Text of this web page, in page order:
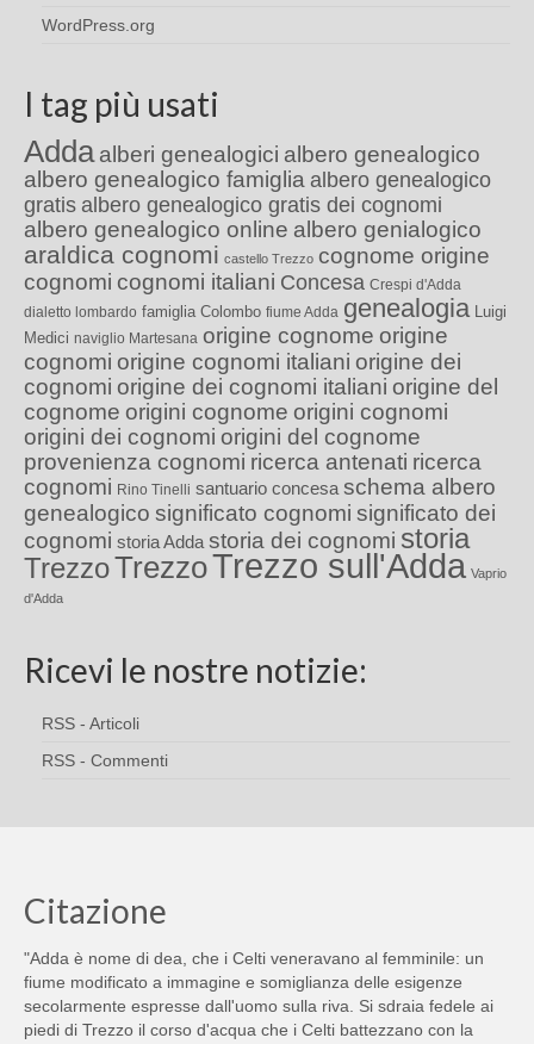
WordPress.org
I tag più usati
Adda alberi genealogici albero genealogico
albero genealogico famiglia albero genealogico
gratis albero genealogico gratis dei cognomi
albero genealogico online albero genialogico
araldica cognomi castello Trezzo cognome origine
cognomi cognomi italiani Concesa Crespi d'Adda
dialetto lombardo famiglia Colombo fiume Adda genealogia Luigi
Medici naviglio Martesana origine cognome origine
cognomi origine cognomi italiani origine dei
cognomi origine dei cognomi italiani origine del
cognome origini cognome origini cognomi
origini dei cognomi origini del cognome
provenienza cognomi ricerca antenati ricerca
cognomi Rino Tinelli santuario concesa schema albero
genealogico significato cognomi significato dei
cognomi storia Adda storia dei cognomi storia
TrezzoTrezzoTrezzo sull'Adda Vaprio
d'Adda
Ricevi le nostre notizie:
RSS - Articoli
RSS - Commenti
Citazione
"Adda è nome di dea, che i Celti veneravano al femminile: un
fiume modificato a immagine e somiglianza delle esigenze
secolarmente espresse dall'uomo sulla riva. Si sdraia fedele ai
piedi di Trezzo il corso d'acqua che i Celti battezzano con la